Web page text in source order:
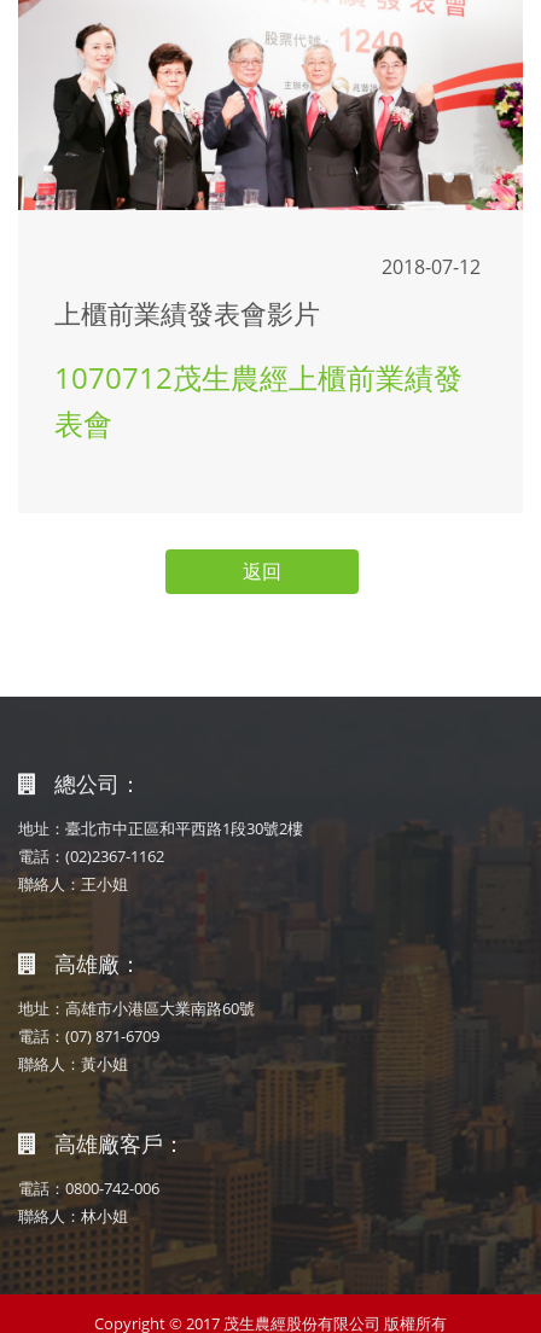
2018-07-12
上櫃前業績發表會影片
1070712茂生農經上櫃前業績發
表會
返回
總公司：
地址：臺北市中正區和平西路1段30號2樓
電話：(02)2367-1162
聯絡人：王小姐
高雄廠：
地址：高雄市小港區大業南路60號
電話：(07) 871-6709
聯絡人：黃小姐
高雄廠客戶：
電話：0800-742-006
聯絡人：林小姐
Copyright © 2017 茂生農經股份有限公司 版權所有